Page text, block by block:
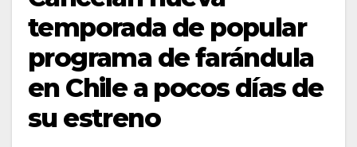
temporada de popular
programa de farándula
en Chile a pocos días de
su estreno